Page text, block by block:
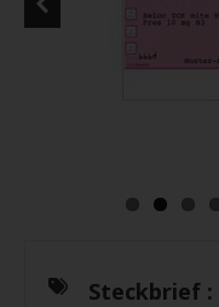
Steckbrief :